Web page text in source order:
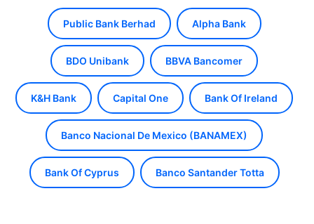
Public Bank Berhad Alpha Bank
BDO Unibank BBVA Bancomer
K&H Bank Capital One Bank Of Ireland
Banco Nacional De Mexico (BANAMEX)
Bank Of Cyprus Banco Santander Totta